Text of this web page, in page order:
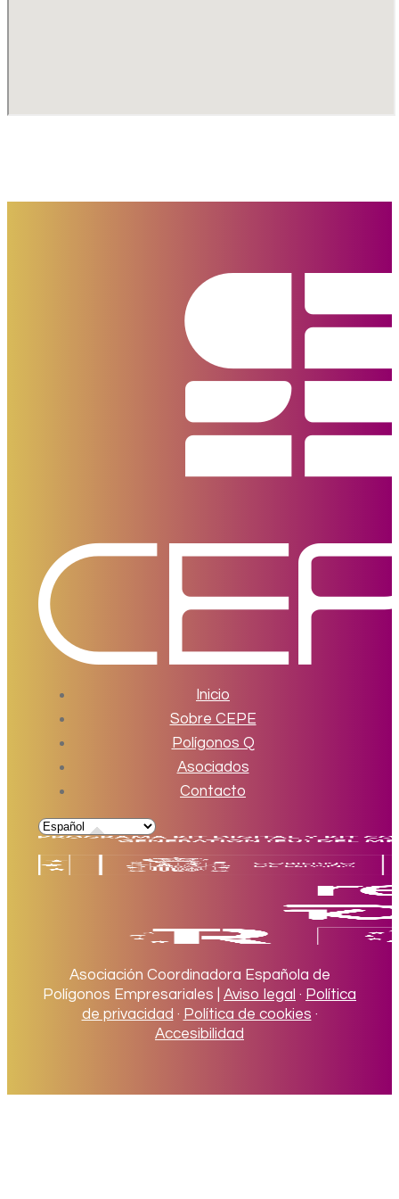
Inicio
Sobre CEPE
Polígonos Q
Asociados
Contacto
Asociación Coordinadora Española de
Polígonos Empresariales | Aviso legal · Política
de privacidad · Política de cookies ·
Accesibilidad